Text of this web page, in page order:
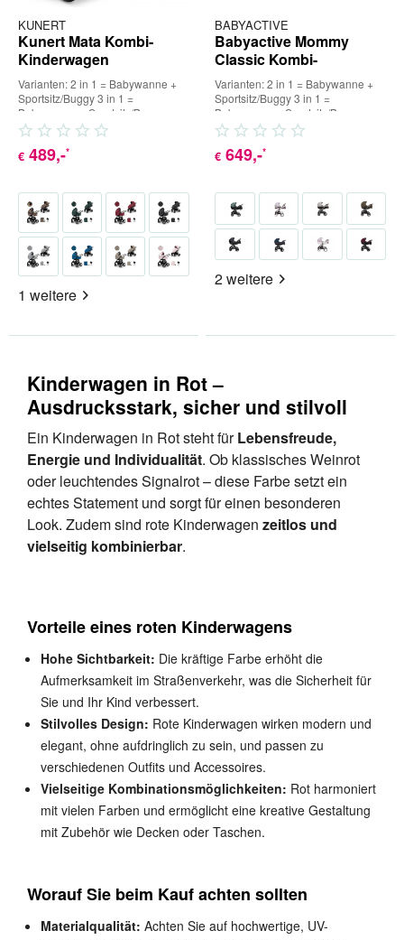
KUNERT
Kunert Mata Kombi-
Kinderwagen
Varianten: 2 in 1 = Babywanne +
Sportsitz/Buggy 3 in 1 =
Babywanne + Sportsitz/Buggy +
Babyschale (inkl. Adapter) 4...
€ 489,-*
1 weitere
BABYACTIVE
Babyactive Mommy
Classic Kombi-
Kinderwagen
Varianten: 2 in 1 = Babywanne +
Sportsitz/Buggy 3 in 1 =
Babywanne + Sportsitz/Buggy +
Babyschale (inkl. Adapter) 4...
€ 649,-*
2 weitere
Kinderwagen in Rot –
Ausdrucksstark, sicher und stilvoll
Ein Kinderwagen in Rot steht fürLebensfreude,
Energie und Individualität. Ob klassisches Weinrot
oder leuchtendes Signalrot – diese Farbe setzt ein
echtes Statement und sorgt für einen besonderen
Look. Zudem sind rote Kinderwagen zeitlos und
vielseitig kombinierbar.
Vorteile eines roten Kinderwagens
Hohe Sichtbarkeit: Die kräftige Farbe erhöht die
Aufmerksamkeit im Straßenverkehr, was die Sicherheit für
Sie und Ihr Kind verbessert.
Stilvolles Design: Rote Kinderwagen wirken modern und
elegant, ohne aufdringlich zu sein, und passen zu
verschiedenen Outfits und Accessoires.
Vielseitige Kombinationsmöglichkeiten: Rot harmoniert
mit vielen Farben und ermöglicht eine kreative Gestaltung
mit Zubehör wie Decken oder Taschen.
Worauf Sie beim Kauf achten sollten
Materialqualität: Achten Sie auf hochwertige, UV-